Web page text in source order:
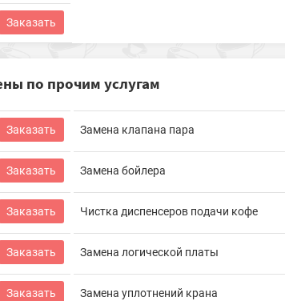
Заказать
по прочим услугам
Заказать Замена клапана пара
Заказать Замена бойлера
Заказать Чистка диспенсеров подачи кофе
Заказать Замена логической платы
Заказать Замена уплотнений крана